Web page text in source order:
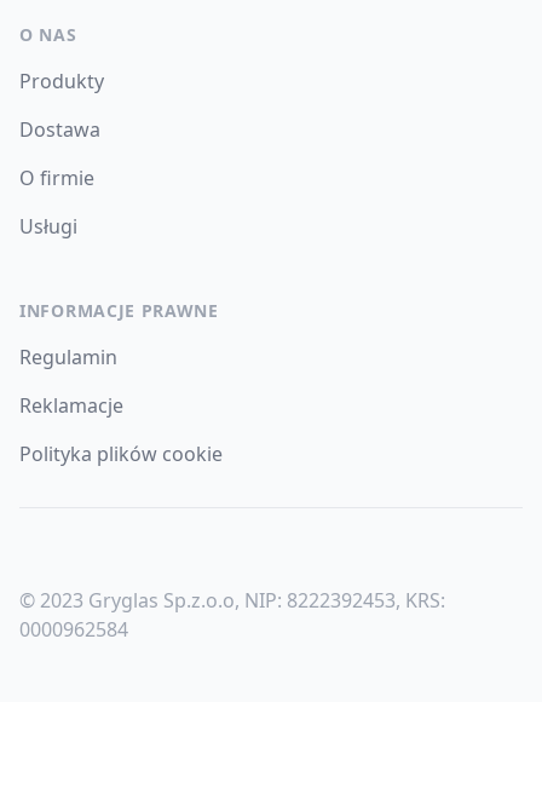
O NAS
Produkty
Dostawa
O firmie
Usługi
INFORMACJE PRAWNE
Regulamin
Reklamacje
Polityka plików cookie
© 2023 Gryglas Sp.z.o.o, NIP: 8222392453, KRS:
0000962584